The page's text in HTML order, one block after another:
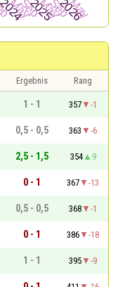
Ergebnis
Rang
1 - 1 357
-1
0,5 - 0,5 363
-6
2,5 - 1,5 354
9
0 - 1 367
-13
0,5 - 0,5 368
-1
0 - 1 386
-18
1 - 1 395
-9